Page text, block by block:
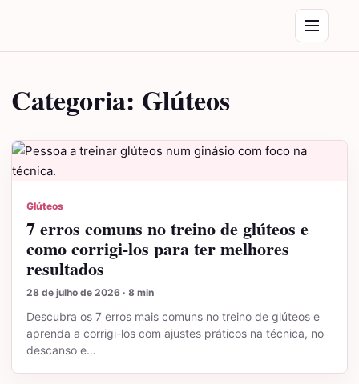
Abrir menu
Categoria: Glúteos
Glúteos
7 erros comuns no treino de glúteos e
como corrigi-los para ter melhores
resultados
28 de julho de 2026 · 8 min
Descubra os 7 erros mais comuns no treino de glúteos e
aprenda a corrigi-los com ajustes práticos na técnica, no
descanso e…